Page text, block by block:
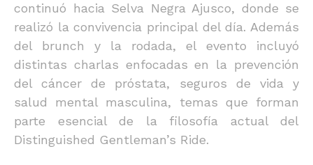
continuó hacia Selva Negra Ajusco, donde se
realizó la convivencia principal del día. Además
del brunch y la rodada, el evento incluyó
distintas charlas enfocadas en la prevención
del cáncer de próstata, seguros de vida y
salud mental masculina, temas que forman
parte esencial de la filosofía actual del
Distinguished Gentleman’s Ride.